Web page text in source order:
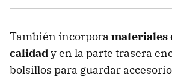
También incorpora materiales
calidady en la parte trasera
bolsillos para guardar